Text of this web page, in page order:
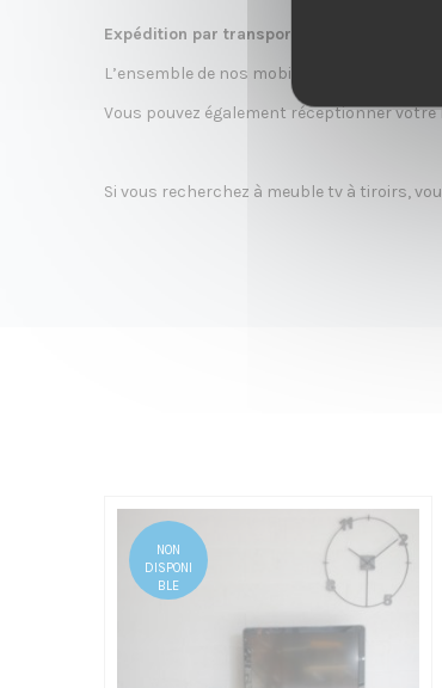
Expédition par transporteur sur toute la
L’ensemble de nos mobiliers sont
Vous pouvez également réceptionner votre
Si vous recherchez à meuble tv à tiroirs,
NON
DISPONI
BLE